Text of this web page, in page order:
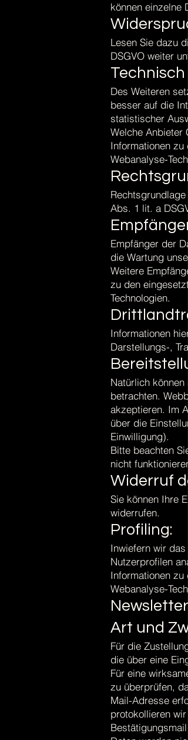
können einzelne
Lesen Sie dazu
DSGVO weiter
Des Weiteren
besser auf die
statistischer
Welche Anbieter
Informationen
Webanalyse-
Abs. 1 lit. a
Empfänger:
Empfänger der
die Wartung
Weitere
zu den
Technologien.
Informationen
Darstellungs-,
Natürlich
betrachten.
akzeptieren. Im
über die
Einwilligung).
Bitte beachten
nicht
Widerruf
Sie können Ihre
widerrufen.
Profiling:
Inwiefern wir
Nutzerprofilen
Informationen
Webanalyse-
Newsletter
Art und
Für die
die über eine
Für eine
zu überprüfen,
Mail-Adresse
protokollieren